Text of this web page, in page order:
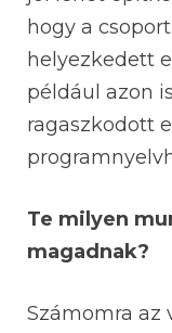
hogy a
helyezkedett
például azon
ragaszkodott
Te milyen
magadnak?
Számomra az